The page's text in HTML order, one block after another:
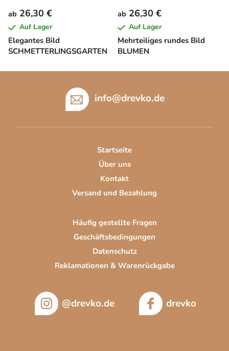
Elegantes Bild
SCHMETTERLINGSGARTEN
ab 26,30 €
Auf Lager
Mehrteiliges rundes Bild
BLUMEN
ab 26,30 €
Auf Lager
info@drevko.de
Startseite
Über uns
Kontakt
Versand und Bezahlung
Häufig gestellte Fragen
Geschäftsbedingungen
Datenschutz
Reklamationen & Warenrückgabe
@drevko.de drevko